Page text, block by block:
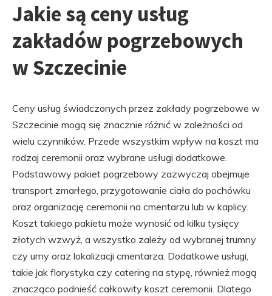
Jakie są ceny usług
zakładów pogrzebowych
w Szczecinie
Ceny usług świadczonych przez zakłady pogrzebowe w
Szczecinie mogą się znacznie różnić w zależności od
wielu czynników. Przede wszystkim wpływ na koszt ma
rodzaj ceremonii oraz wybrane usługi dodatkowe.
Podstawowy pakiet pogrzebowy zazwyczaj obejmuje
transport zmarłego, przygotowanie ciała do pochówku
oraz organizację ceremonii na cmentarzu lub w kaplicy.
Koszt takiego pakietu może wynosić od kilku tysięcy
złotych wzwyż, a wszystko zależy od wybranej trumny
czy urny oraz lokalizacji cmentarza. Dodatkowe usługi,
takie jak florystyka czy catering na stypę, również mogą
znacząco podnieść całkowity koszt ceremonii. Dlatego